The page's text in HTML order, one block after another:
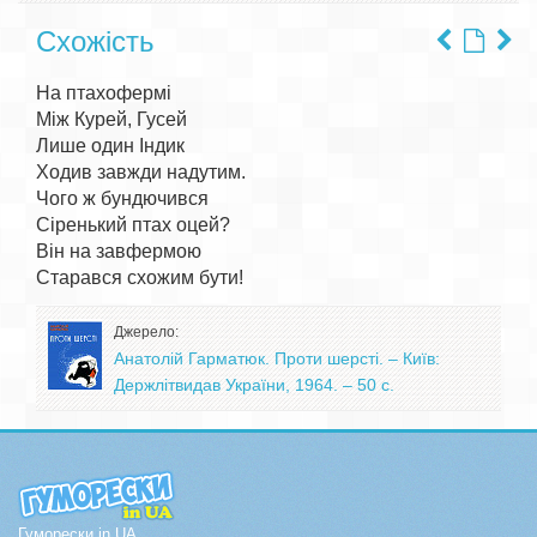
Схожість
На птахофермі
Між Курей, Гусей
Лише один Індик
Ходив завжди надутим.
Чого ж бундючився
Сіренький птах оцей?
Він на завфермою
Джерело:
Анатолій Гарматюк. Проти шерсті. – Київ:
Держлітвидав України, 1964. – 50 с.